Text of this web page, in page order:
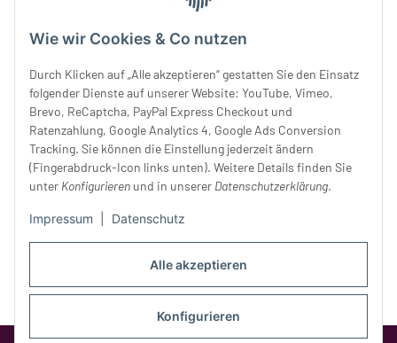
Alle akzeptieren
Konfigurieren
Wie wir Cookies & Co nutzen
Durch Klicken auf „Alle akzeptieren“ gestatten Sie den Einsatz
folgender Dienste auf unserer Website: YouTube, Vimeo,
Brevo, ReCaptcha, PayPal Express Checkout und
Ratenzahlung, Google Analytics 4, Google Ads Conversion
Tracking. Sie können die Einstellung jederzeit ändern
(Fingerabdruck-Icon links unten). Weitere Details finden Sie
unter Konfigurieren und in unserer Datenschutzerklärung.
Impressum Datenschutz
Donnerstag:
10 - 18 Uhr
Samstag:
10 - 14 Uhr
Unser Service
Rechtliches